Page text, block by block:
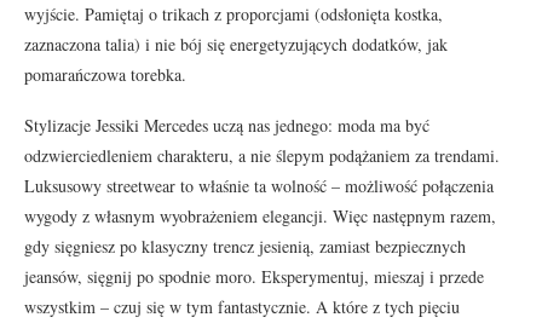
wyjście. Pamiętaj o trikach z proporcjami (odsłonięta kostka,
zaznaczona talia) i nie bój się energetyzujących dodatków, jak
pomarańczowa torebka.
Stylizacje Jessiki Mercedes uczą nas jednego: moda ma być
odzwierciedleniem charakteru, a nie ślepym podążaniem za trendami.
Luksusowy streetwear to właśnie ta wolność – możliwość połączenia
wygody z własnym wyobrażeniem elegancji. Więc następnym razem,
gdy sięgniesz po klasyczny trencz jesienią, zamiast bezpiecznych
jeansów, sięgnij po spodnie moro. Eksperymentuj, mieszaj i przede
wszystkim – czuj się w tym fantastycznie. A które z tych pięciu